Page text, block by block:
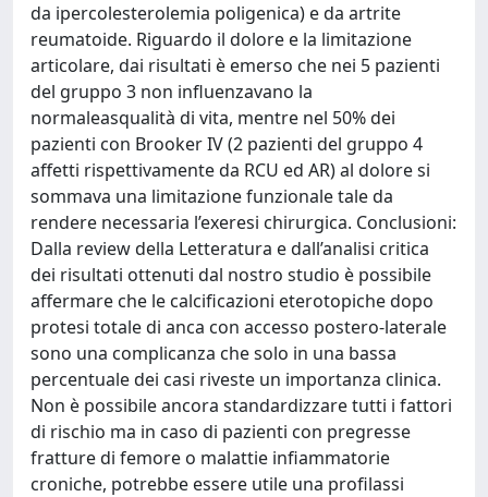
da ipercolesterolemia poligenica) e da artrite
reumatoide. Riguardo il dolore e la limitazione
articolare, dai risultati è emerso che nei 5 pazienti
del gruppo 3 non influenzavano la
normaleasqualità di vita, mentre nel 50% dei
pazienti con Brooker IV (2 pazienti del gruppo 4
affetti rispettivamente da RCU ed AR) al dolore si
sommava una limitazione funzionale tale da
rendere necessaria l’exeresi chirurgica. Conclusioni:
Dalla review della Letteratura e dall’analisi critica
dei risultati ottenuti dal nostro studio è possibile
affermare che le calcificazioni eterotopiche dopo
protesi totale di anca con accesso postero-laterale
sono una complicanza che solo in una bassa
percentuale dei casi riveste un importanza clinica.
Non è possibile ancora standardizzare tutti i fattori
di rischio ma in caso di pazienti con pregresse
fratture di femore o malattie infiammatorie
croniche, potrebbe essere utile una profilassi